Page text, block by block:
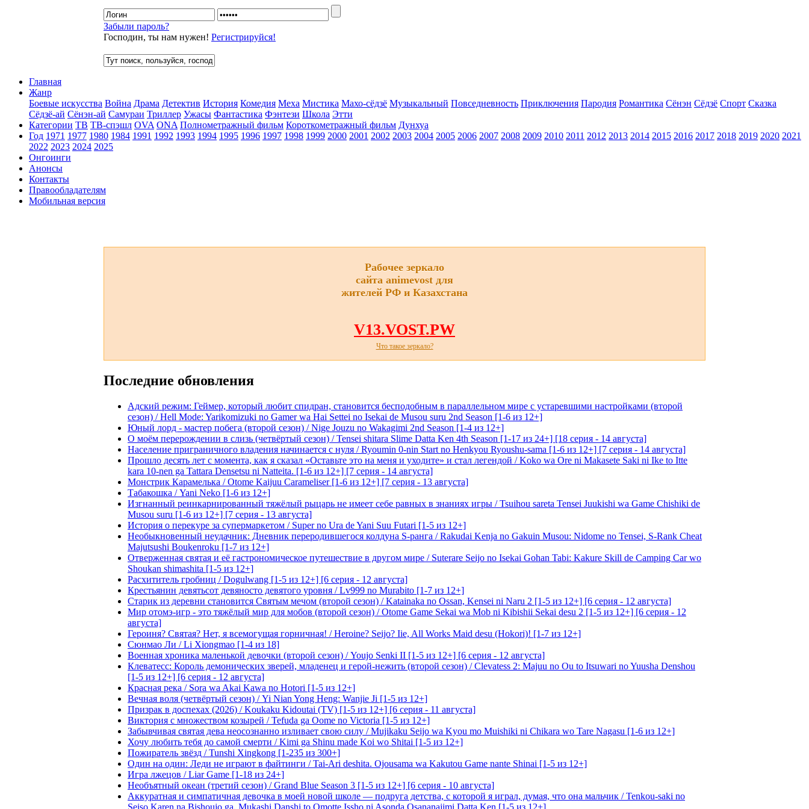
Забыли пароль?
Господин, ты нам нужен! Регистрируйся!
Главная
Жанр
Боевые искусства Война Драма Детектив История Комедия Меха Мистика Махо-сёдзё Музыкальный Повседневность Приключения Пародия Романтика Сёнэн Сёдзё Спорт Сказка
Сёдзё-ай Сёнэн-ай Самураи Триллер Ужасы Фантастика Фэнтези Школа Этти
Категории ТВ ТВ-спэшл OVA ONA Полнометражный фильм Короткометражный фильм Дунхуа
Год 1971 1977 1980 1984 1991 1992 1993 1994 1995 1996 1997 1998 1999 2000 2001 2002 2003 2004 2005 2006 2007 2008 2009 2010 2011 2012 2013 2014 2015 2016 2017 2018 2019 2020 2021
2022 2023 2024 2025
Онгоинги
Анонсы
Контакты
Правообладателям
Мобильная версия
Рабочее зеркало
сайта animevost для
жителей РФ и Казахстана
V13.VOST.PW
Что такое зеркало?
Последние обновления
Адский режим: Геймер, который любит спидран, становится бесподобным в параллельном мире с устаревшими настройками (второй
сезон) / Hell Mode: Yarikomizuki no Gamer wa Hai Settei no Isekai de Musou suru 2nd Season [1-6 из 12+]
Юный лорд - мастер побега (второй сезон) / Nige Jouzu no Wakagimi 2nd Season [1-4 из 12+]
О моём перерождении в слизь (четвёртый сезон) / Tensei shitara Slime Datta Ken 4th Season [1-17 из 24+] [18 серия - 14 августа]
Население приграничного владения начинается с нуля / Ryoumin 0-nin Start no Henkyou Ryoushu-sama [1-6 из 12+] [7 серия - 14 августа]
Прошло десять лет с момента, как я сказал «Оставьте это на меня и уходите» и стал легендой / Koko wa Ore ni Makasete Saki ni Ike to Itte
kara 10-nen ga Tattara Densetsu ni Natteita. [1-6 из 12+] [7 серия - 14 августа]
Монстрик Карамелька / Otome Kaijuu Carameliser [1-6 из 12+] [7 серия - 13 августа]
Табакошка / Yani Neko [1-6 из 12+]
Изгнанный реинкарнированный тяжёлый рыцарь не имеет себе равных в знаниях игры / Tsuihou sareta Tensei Juukishi wa Game Chishiki de
Musou suru [1-6 из 12+] [7 серия - 13 августа]
История о перекуре за супермаркетом / Super no Ura de Yani Suu Futari [1-5 из 12+]
Необыкновенный неудачник: Дневник переродившегося колдуна S-ранга / Rakudai Kenja no Gakuin Musou: Nidome no Tensei, S-Rank Cheat
Majutsushi Boukenroku [1-7 из 12+]
Отверженная святая и её гастрономическое путешествие в другом мире / Suterare Seijo no Isekai Gohan Tabi: Kakure Skill de Camping Car wo
Shoukan shimashita [1-5 из 12+]
Расхититель гробниц / Dogulwang [1-5 из 12+] [6 серия - 12 августа]
Крестьянин девятьсот девяносто девятого уровня / Lv999 no Murabito [1-7 из 12+]
Старик из деревни становится Святым мечом (второй сезон) / Katainaka no Ossan, Kensei ni Naru 2 [1-5 из 12+] [6 серия - 12 августа]
Мир отомэ-игр - это тяжёлый мир для мобов (второй сезон) / Otome Game Sekai wa Mob ni Kibishii Sekai desu 2 [1-5 из 12+] [6 серия - 12
августа]
Героиня? Святая? Нет, я всемогущая горничная! / Heroine? Seijo? Iie, All Works Maid desu (Hokori)! [1-7 из 12+]
Сюнмао Ли / Li Xiongmao [1-4 из 18]
Военная хроника маленькой девочки (второй сезон) / Youjo Senki II [1-5 из 12+] [6 серия - 12 августа]
Клеватесс: Король демонических зверей, младенец и герой-нежить (второй сезон) / Clevatess 2: Majuu no Ou to Itsuwari no Yuusha Denshou
[1-5 из 12+] [6 серия - 12 августа]
Красная река / Sora wa Akai Kawa no Hotori [1-5 из 12+]
Вечная воля (четвёртый сезон) / Yi Nian Yong Heng: Wanjie Ji [1-5 из 12+]
Призрак в доспехах (2026) / Koukaku Kidoutai (TV) [1-5 из 12+] [6 серия - 11 августа]
Виктория с множеством козырей / Tefuda ga Oome no Victoria [1-5 из 12+]
Забывчивая святая дева неосознанно изливает свою силу / Mujikaku Seijo wa Kyou mo Muishiki ni Chikara wo Tare Nagasu [1-6 из 12+]
Хочу любить тебя до самой смерти / Kimi ga Shinu made Koi wo Shitai [1-5 из 12+]
Пожиратель звёзд / Tunshi Xingkong [1-235 из 300+]
Один на один: Леди не играют в файтинги / Tai-Ari deshita. Ojousama wa Kakutou Game nante Shinai [1-5 из 12+]
Игра лжецов / Liar Game [1-18 из 24+]
Необъятный океан (третий сезон) / Grand Blue Season 3 [1-5 из 12+] [6 серия - 10 августа]
Аккуратная и симпатичная девочка в моей новой школе — подруга детства, с которой я играл, думая, что она мальчик / Tenkou-saki no
Seiso Karen na Bishoujo ga, Mukashi Danshi to Omotte Issho ni Asonda Osananajimi Datta Ken [1-5 из 12+]